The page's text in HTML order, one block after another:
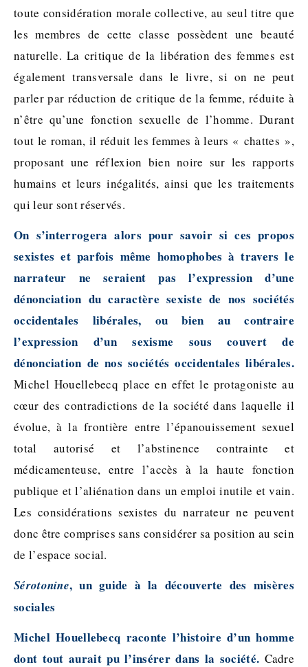
toute considération morale collective, au seul titre que
les membres de cette classe possèdent une beauté
naturelle. La critique de la libération des femmes est
également transversale dans le livre, si on ne peut
parler par réduction de critique de la femme, réduite à
n’être qu’une fonction sexuelle de l’homme. Durant
tout le roman, il réduit les femmes à leurs « chattes »,
proposant une réflexion bien noire sur les rapports
humains et leurs inégalités, ainsi que les traitements
qui leur sont réservés.
On s’interrogera alors pour savoir si ces propos
sexistes et parfois même homophobes à travers le
narrateur ne seraient pas l’expression d’une
dénonciation du caractère sexiste de nos sociétés
occidentales libérales, ou bien au contraire
l’expression d’un sexisme sous couvert de
dénonciation de nos sociétés occidentales libérales.
Michel Houellebecq place en effet le protagoniste au
cœur des contradictions de la société dans laquelle il
évolue, à la frontière entre l’épanouissement sexuel
total autorisé et l’abstinence contrainte et
médicamenteuse, entre l’accès à la haute fonction
publique et l’aliénation dans un emploi inutile et vain.
Les considérations sexistes du narrateur ne peuvent
donc être comprises sans considérer sa position au sein
de l’espace social.
Sérotonine, un guide à la découverte des misères
sociales
Michel Houellebecq raconte l’histoire d’un homme
dont tout aurait pu l’insérer dans la société. Cadre